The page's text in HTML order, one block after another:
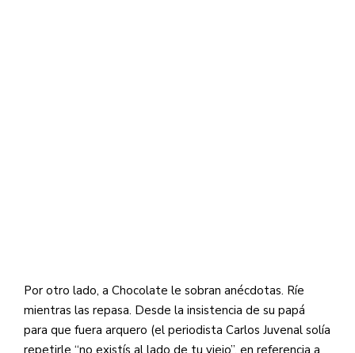
Por otro lado, a Chocolate le sobran anécdotas. Ríe
mientras las repasa. Desde la insistencia de su papá
para que fuera arquero (el periodista Carlos Juvenal solía